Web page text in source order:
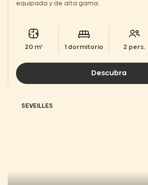
equipada y de alta gama.
20 m² 1 dormitorio 2 pers.
Descubra
SEVEILLES